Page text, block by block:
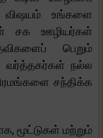
உங்களை
சக ஊழியர்கள்
பெறும்
வர்த்தகர்கள் நல்ல
சந்திக்க
மூட்டுகள் மற்றும்